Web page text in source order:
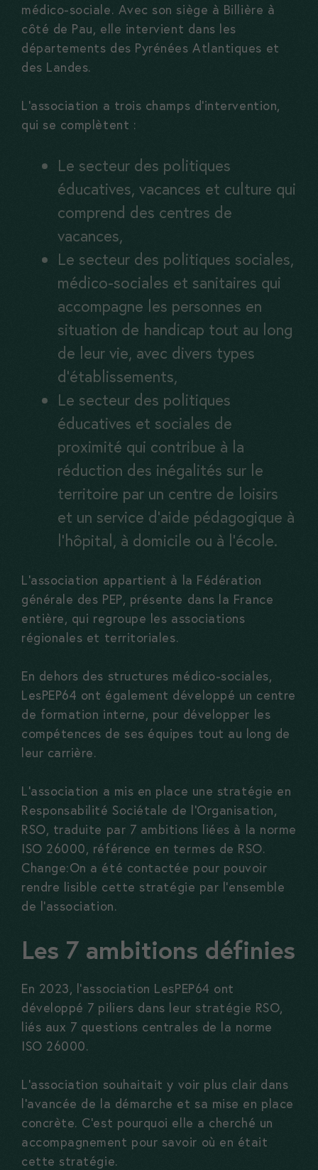
médico-sociale. Avec son siège à Billière à
côté de Pau, elle intervient dans les
départements des Pyrénées Atlantiques et
des Landes.
L’association a trois champs d’intervention,
qui se complètent :
Le secteur des politiques
éducatives, vacances et culture qui
comprend des centres de
vacances,
Le secteur des politiques sociales,
médico-sociales et sanitaires qui
accompagne les personnes en
situation de handicap tout au long
de leur vie, avec divers types
d’établissements,
Le secteur des politiques
éducatives et sociales de
proximité qui contribue à la
réduction des inégalités sur le
territoire par un centre de loisirs
et un service d’aide pédagogique à
l’hôpital, à domicile ou à l’école.
L’association appartient à la Fédération
générale des PEP, présente dans la France
entière, qui regroupe les associations
régionales et territoriales.
En dehors des structures médico-sociales,
LesPEP64 ont également développé un centre
de formation interne, pour développer les
compétences de ses équipes tout au long de
leur carrière.
L’association a mis en place une stratégie en
Responsabilité Sociétale de l’Organisation,
RSO, traduite par 7 ambitions liées à la norme
ISO 26000, référence en termes de RSO.
Change:On a été contactée pour pouvoir
rendre lisible cette stratégie par l’ensemble
de l’association.
Les 7 ambitions définies
En 2023, l’association LesPEP64 ont
développé 7 piliers dans leur stratégie RSO,
liés aux 7 questions centrales de la norme
ISO 26000.
L’association souhaitait y voir plus clair dans
l’avancée de la démarche et sa mise en place
concrète. C’est pourquoi elle a cherché un
accompagnement pour savoir où en était
cette stratégie.